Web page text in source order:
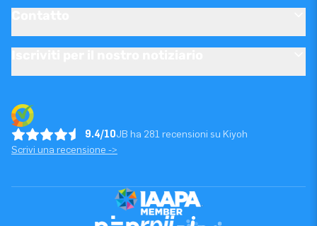
9.4/10JB ha 281 recensioni su Kiyoh
Scrivi una recensione ->